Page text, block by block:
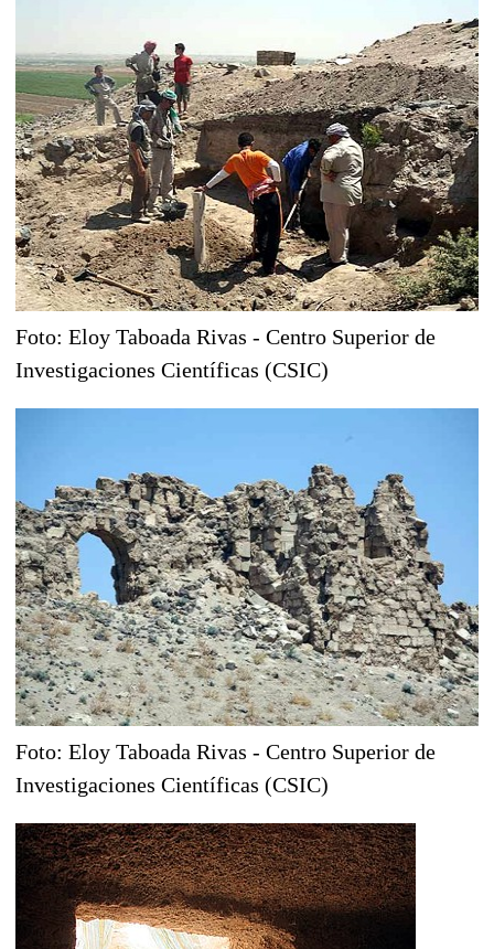
Foto: Eloy Taboada Rivas - Centro Superior de
Investigaciones Científicas (CSIC)
Foto: Eloy Taboada Rivas - Centro Superior de
Investigaciones Científicas (CSIC)